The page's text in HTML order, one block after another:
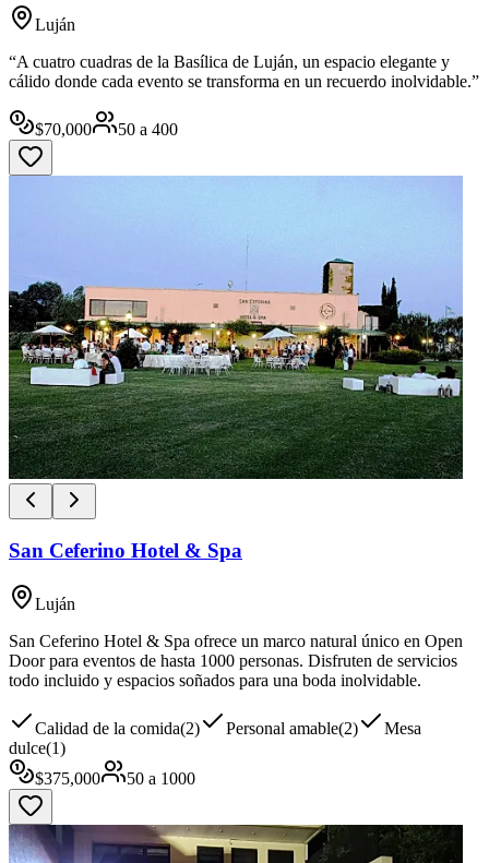
Luján
“A cuatro cuadras de la Basílica de Luján, un espacio elegante y
cálido donde cada evento se transforma en un recuerdo inolvidable.”
$70,000 50 a 400
San Ceferino Hotel & Spa
Luján
San Ceferino Hotel & Spa ofrece un marco natural único en Open
Door para eventos de hasta 1000 personas. Disfruten de servicios
todo incluido y espacios soñados para una boda inolvidable.
Calidad de la comida(2) Personal amable(2)
Mesa
dulce(1)
$375,000 50 a 1000